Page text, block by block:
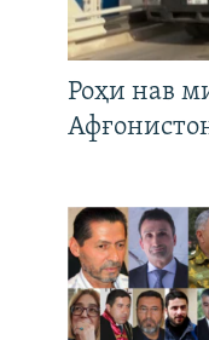
Роҳи нав